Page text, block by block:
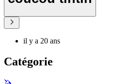
il y a 20 ans
Catégorie
🦄